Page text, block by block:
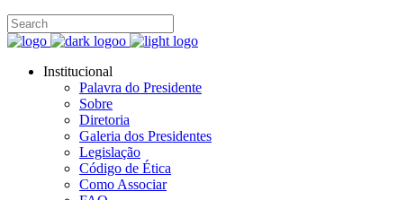
Institucional
Palavra do Presidente
Sobre
Diretoria
Galeria dos Presidentes
Legislação
Código de Ética
Como Associar